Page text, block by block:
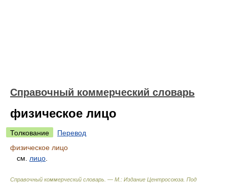
Справочный коммерческий словарь
физическое лицо
Толкование
Перевод
физическое лицо
см. лицо
Справочный коммерческий словарь. — М.: Издание Центросоюза Под